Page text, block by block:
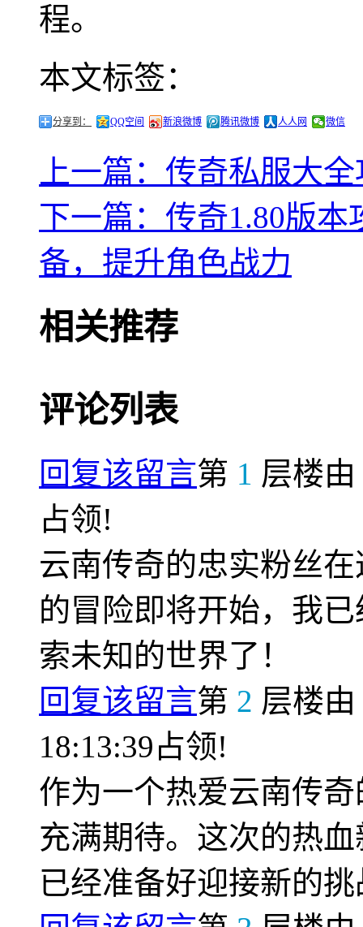
程。
本文标签：
分享到： QQ空间 新浪微博 腾讯微博 人人网 微信
上一篇：传奇私服大
下一篇：传奇1.80版
备，提升角色战力
相关推荐
评论列表
回复该留言第 1 层楼由
占领!
云南传奇的忠实粉丝
的冒险即将开始，我
索未知的世界了！
回复该留言第 2 层楼由
18:13:39占领!
作为一个热爱云南传
充满期待。这次的热
已经准备好迎接新的